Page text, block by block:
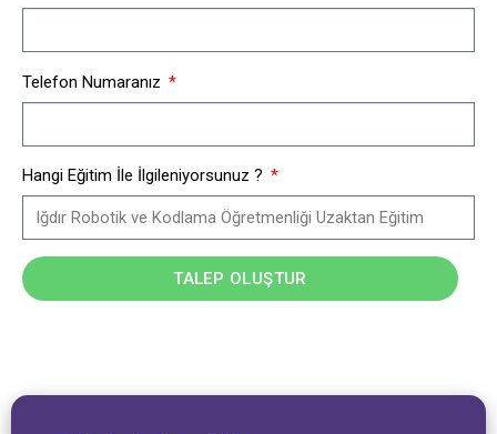
Telefon Numaranız
Hangi Eğitim İle İlgileniyorsunuz ?
TALEP OLUŞTUR